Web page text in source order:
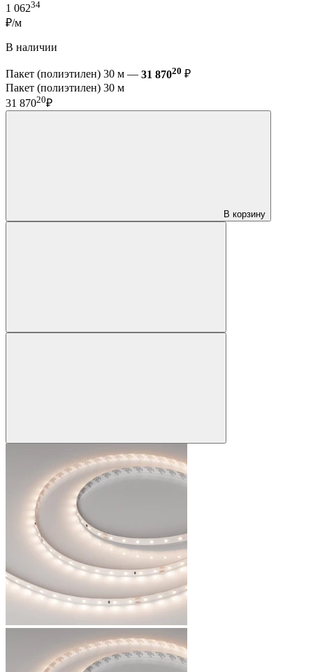
1 06234
₽/м
В наличии
Пакет (полиэтилен) 30 м — 31 87020 ₽
Пакет (полиэтилен) 30 м
31 87020₽
В корзину